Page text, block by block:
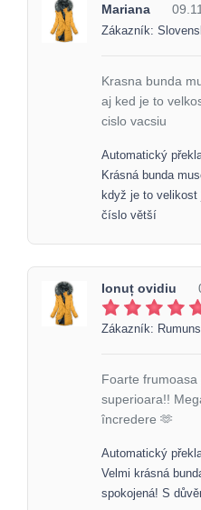
Mariana
Zákazník:
Krasna bunda
aj ked je to
cislo vacsiu
Automatický
Krásná bunda
když je to
číslo větší
Ionuț ovidiu
Zákazník:
Foarte
superioara!!
încredere 🫶
Automatický
Velmi krásná
spokojená! S